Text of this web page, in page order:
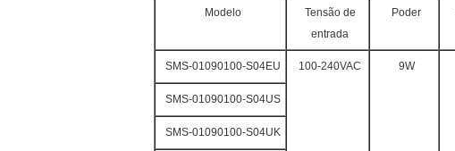
Modelo
Tensão de
entrada
Poder
SMS-01090100-S04EU 100-240VAC 9W
SMS-01090100-S04US
SMS-01090100-S04UK